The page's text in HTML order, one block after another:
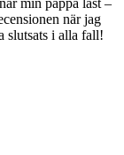
när jag
slutsats i alla fall!